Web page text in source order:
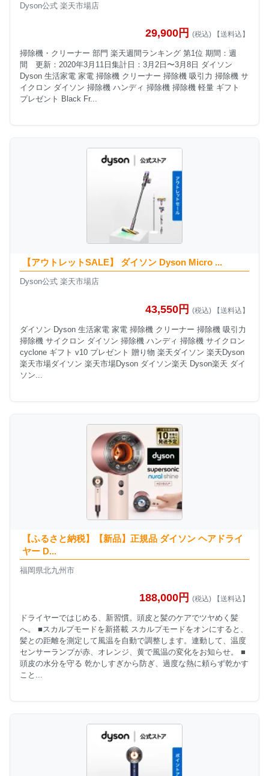
Dyson公式 楽天市場店
29,900円 (税込) 【送料込】
掃除機・クリーナー 部門 楽天週間ランキング 第1位 期間：週
間 更新：2020年3月11日集計日：3月2日〜3月8日 ダイソン
Dyson 生活家電 家電 掃除機 クリーナー 掃除機 吸引力 掃除機 サ
イクロン ダイソン 掃除機 ハンディ 掃除機 掃除機 軽量 ギフト
プレゼント Black Fr...
【アウトレットSALE】 ダイソン Dyson Micro ...
Dyson公式 楽天市場店
43,550円 (税込) 【送料込】
ダイソン Dyson 生活家電 家電 掃除機 クリーナー 掃除機 吸引力
掃除機 サイクロン ダイソン 掃除機 ハンディ 掃除機 サイクロン
cyclone ギフト v10 プレゼント 贈り物 楽天ダイソン 楽天Dyson
楽天市場ダイソン 楽天市場Dyson ダイソン楽天 Dyson楽天 ダイ
ソン...
【ふるさと納税】【新品】正規品 ダイソン ヘアドライ
ヤー D...
福岡県北九州市
188,000円 (税込) 【送料込】
ドライヤーではじめる、新習慣。頭皮と髪のケアでツヤめく髪
へ。 ■スカルプモードを新搭載 スカルプモードをオンにすると、
髪との距離を測定して風温を自動で調整します。連動して、温度
センサーランプが赤、オレンジ、黄で風温の変化をお知らせ。 ■
頭皮の水分を守る 乾かしすぎから防ぎ、過度な熱に頼らず乾かす
こと...